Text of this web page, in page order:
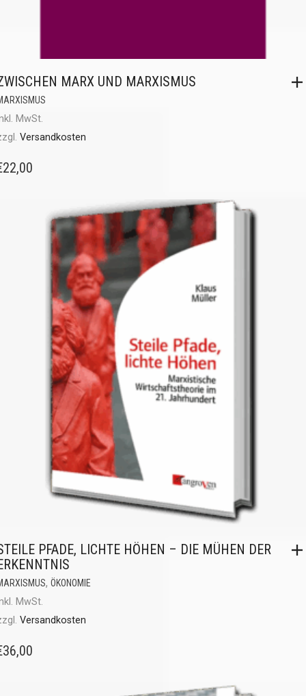
MARX UND MARXISMUS
MwSt.
Versandkosten
22,00
PFADE, LICHTE HÖHEN – DIE MÜHEN DER
, ÖKONOMIE
MwSt.
Versandkosten
36,00